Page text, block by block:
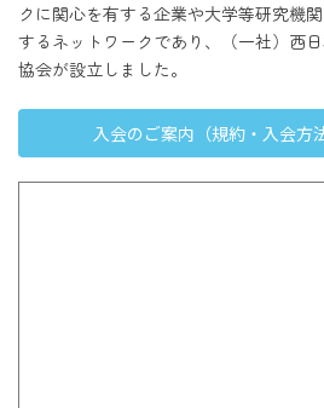
クに関心を有する企業や大学等研究機
するネットワークであり、（一社）西
協会が設立しました。
入会のご案内（規約・入会方